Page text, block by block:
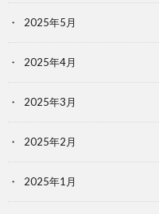
2025年5月
2025年4月
2025年3月
2025年2月
2025年1月